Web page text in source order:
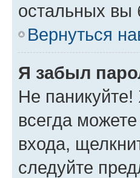
остальных вы
Вернуться
Я забыл
Не
всегда
входа,
следуйте